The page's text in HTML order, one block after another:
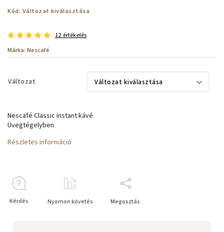
Kód: Változat kiválasztása
12 értékelés
Márka: Nescafé
Változat
Nescafé Classic instant kávé
Üvegtégelyben
Részletes információ
Kérdés Nyomon követés Megosztás